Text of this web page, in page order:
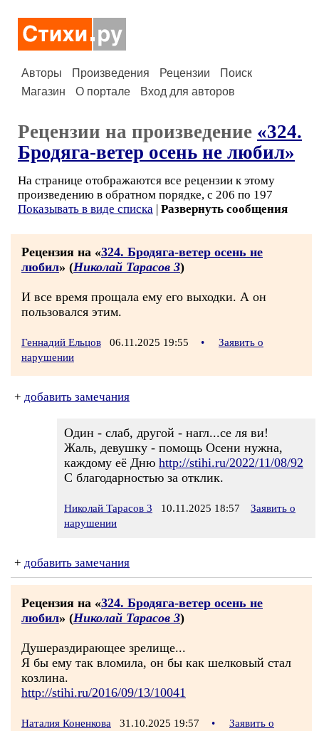
Авторы Произведения Рецензии
Поиск
Магазин
О портале Вход для авторов
Рецензии на произведение «324.
Бродяга-ветер осень не любил»
На странице отображаются все рецензии к этому
произведению в обратном порядке, с 206 по 197
Показывать в виде списка | Развернуть сообщения
Рецензия на «324. Бродяга-ветер осень не
любил» (Николай Тарасов 3)
И все время прощала ему его выходки. А он
пользовался этим.
Геннадий Ельцов 06.11.2025 19:55 •
Заявить о
нарушении
+ добавить замечания
Один - слаб, другой - нагл...се ля ви!
Жаль, девушку - помощь Осени нужна,
каждому её Дню http://stihi.ru/2022/11/08/92
С благодарностью за отклик.
Николай Тарасов 3 10.11.2025 18:57
Заявить о
нарушении
+ добавить замечания
Рецензия на «324. Бродяга-ветер осень не
любил» (Николай Тарасов 3)
Душераздирающее зрелище...
Я бы ему так вломила, он бы как шелковый стал
козлина.
http://stihi.ru/2016/09/13/10041
Наталия Коненкова 31.10.2025 19:57 •
Заявить о